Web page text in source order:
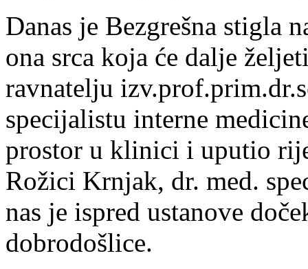
Danas je Bezgrešna stigla
ona srca koja će dalje
ravnatelju
specijalistu interne
prostor u klinici i uputio
Rožici Krnjak, dr. med.
nas je ispred ustanove
dobrodošlice.